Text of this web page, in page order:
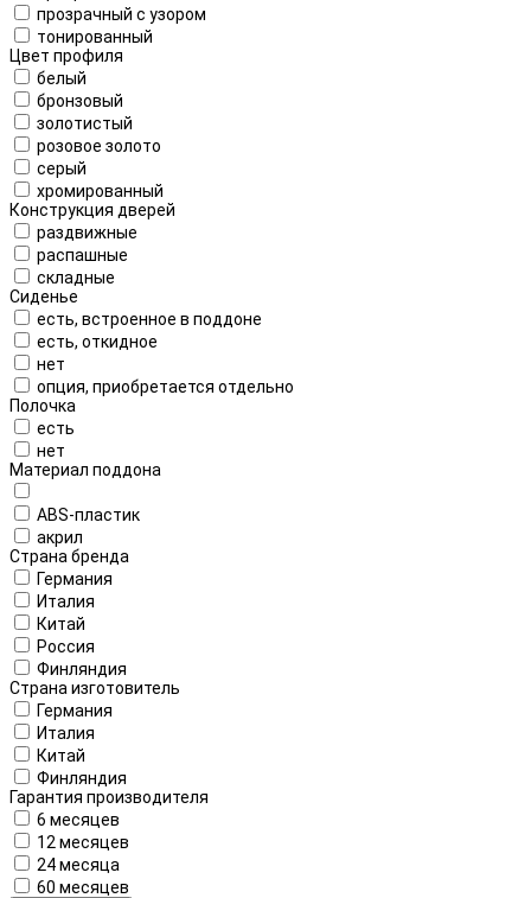
прозрачный с узором
тонированный
Цвет профиля
белый
бронзовый
золотистый
розовое золото
серый
хромированный
Конструкция дверей
раздвижные
распашные
складные
Сиденье
есть, встроенное в поддоне
есть, откидное
нет
опция, приобретается отдельно
Полочка
есть
нет
Материал поддона
ABS-пластик
акрил
Страна бренда
Германия
Италия
Китай
Россия
Финляндия
Страна изготовитель
Германия
Италия
Китай
Финляндия
Гарантия производителя
6 месяцев
12 месяцев
24 месяца
60 месяцев